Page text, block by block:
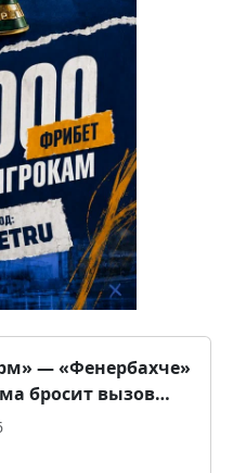
― «Фенербахче»
бросит вызов…